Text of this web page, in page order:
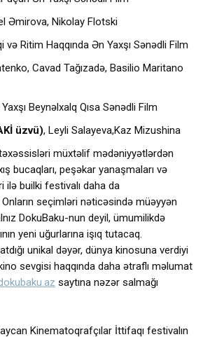
Əmirova, Nikolay Flotski
və Ritim Haqqında Ən Yaxşı Sənədli Film
Cavad Tağızadə, Basilio Maritano
Beynəlxalq Qısa Sənədli Film
üzvü), Leyli Salayeva,Kaz Mizushina
müxtəlif mədəniyyətlərdən
bucaqları, peşəkar yanaşmaları və
ilə builki festivalı daha da
seçimləri nəticəsində müəyyən
DokuBaku-nun deyil, ümumilikdə
yeni uğurlarına işıq tutacaq.
unikal dəyər, dünya kinosuna verdiyi
sevgisi haqqında daha ətraflı məlumat
saytına nəzər salmağı
Kinematoqrafçılar İttifaqı festivalın